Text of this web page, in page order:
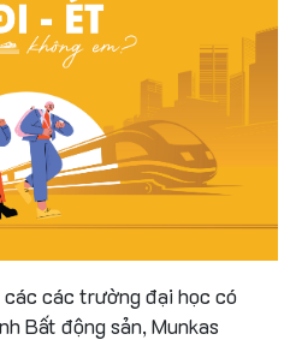
các trường đại học có
Bất động sản, Munkas